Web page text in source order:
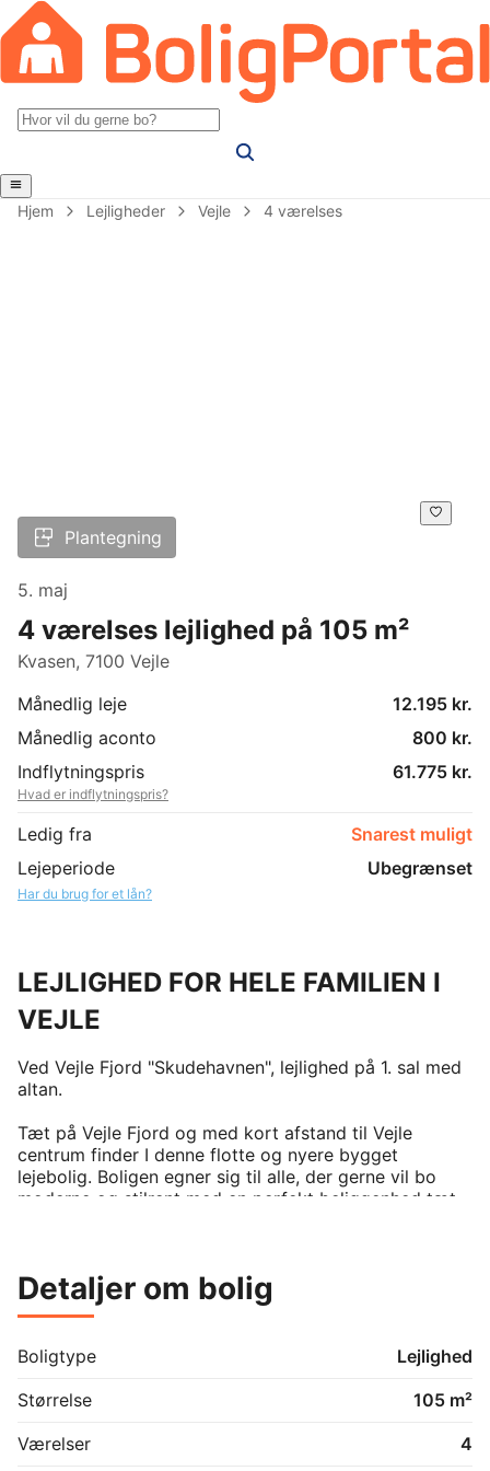
Hjem Lejligheder Vejle 4 værelses
Plantegning
5. maj
4 værelses lejlighed på 105 m²
Kvasen, 7100 Vejle
Månedlig leje
12.195 kr.
Månedlig aconto
800 kr.
Indflytningspris
61.775 kr.
Hvad er indflytningspris?
Ledig fra
Snarest muligt
Lejeperiode
Ubegrænset
Har du brug for et lån?
LEJLIGHED FOR HELE FAMILIEN I
VEJLE
Ved Vejle Fjord "Skudehavnen", lejlighed på 1. sal med
altan.
Tæt på Vejle Fjord og med kort afstand til Vejle
centrum finder I denne flotte og nyere bygget
lejebolig. Boligen egner sig til alle, der gerne vil bo
moderne og stilrent med en perfekt beliggenhed tæt
OBS: Billederne er fra en tilsvarende lejlighed, da
Boligen præsenterer sig flot og på første sal med en
dejlig altan. Den er velindrettet og opført med sans
fin entré med opbevaringsplads samt køkken og stue i
Detaljer om bolig
Boligtype
Lejlighed
Størrelse
105 m²
Værelser
4